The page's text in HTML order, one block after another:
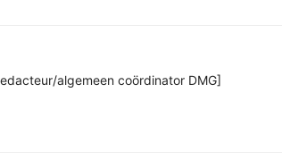
algemeen coördinator DMG]